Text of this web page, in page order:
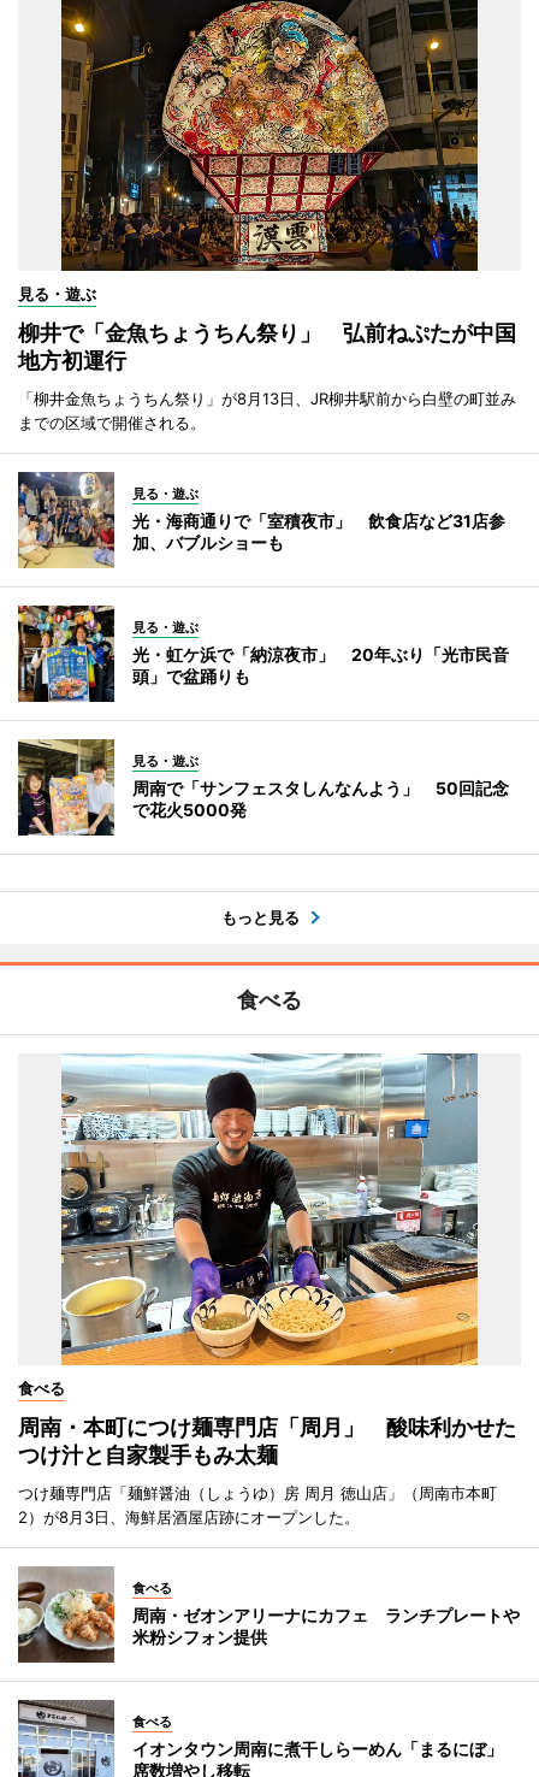
見る・遊ぶ
柳井で「金魚ちょうちん祭り」 弘前ねぷたが中国
地方初運行
「柳井金魚ちょうちん祭り」が8月13日、JR柳井駅前から白壁の町並み
までの区域で開催される。
見る・遊ぶ
光・海商通りで「室積夜市」 飲食店など31店参
加、バブルショーも
見る・遊ぶ
光・虹ケ浜で「納涼夜市」 20年ぶり「光市民音
頭」で盆踊りも
見る・遊ぶ
周南で「サンフェスタしんなんよう」 50回記念
で花火5000発
もっと見る
食べる
食べる
周南・本町につけ麺専門店「周月」 酸味利かせた
つけ汁と自家製手もみ太麺
つけ麺専門店「麺鮮醤油（しょうゆ）房 周月 徳山店」（周南市本町
2）が8月3日、海鮮居酒屋店跡にオープンした。
食べる
周南・ゼオンアリーナにカフェ ランチプレートや
米粉シフォン提供
食べる
イオンタウン周南に煮干しらーめん「まるにぼ」
席数増やし移転